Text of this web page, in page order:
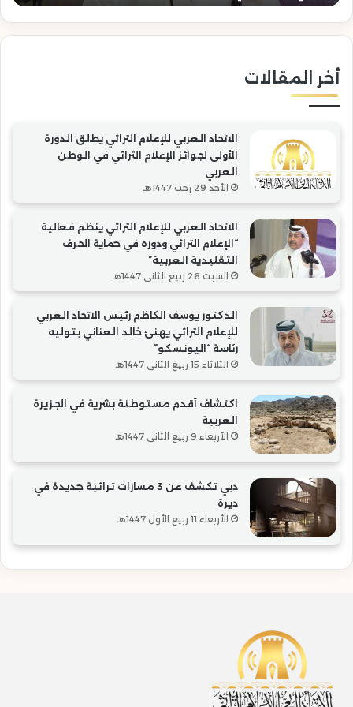
حماية
الحرف
التقليدية
أخر المقالات
الاتحاد العربي للإعلام التراثي يطلق الدورة
الأولى لجوائز الإعلام التراثي في الوطن
العربي
الأحد 29 رجب 1447هـ
الاتحاد العربي للإعلام التراثي ينظم فعالية
“الإعلام التراثي ودوره في حماية الحرف
التقليدية العربية”
السبت 26 ربيع الثاني 1447هـ
الدكتور يوسف الكاظم رئيس الاتحاد العربي
للإعلام التراثي يهنئ خالد العناني بتوليه
رئاسة “اليونسكو”
الثلاثاء 15 ربيع الثاني 1447هـ
اكتشاف أقدم مستوطنة بشرية في الجزيرة
العربية
الأربعاء 9 ربيع الثاني 1447هـ
دبي تكشف عن 3 مسارات تراثية جديدة في
ديرة
الأربعاء 11 ربيع الأول 1447هـ